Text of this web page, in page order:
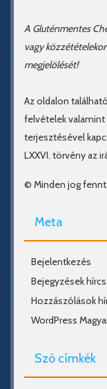
A Gluténmentes
vagy
megjelölését!
Az oldalon
felvételek valamint
terjesztésével
LXXVI. törvény az
© Minden jog
Meta
Bejelentkezés
Bejegyzések
Hozzászólások
WordPress
Szó címkék